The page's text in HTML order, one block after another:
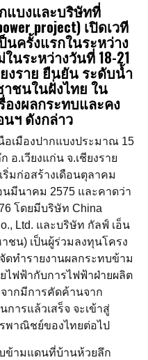
แบงและบริษัทที่
project) เปิดเวที
ครั้งแรกในระหว่าง
นระหว่างวันที่ 18-21
งราย ยืนยัน ระดับน้ำ
ชนในฝั่งไทย ใน
งผลกระทบและคง
ฯ​ ดังกล่าว
อเมืองปากแบงประมาณ 15
อ.เวียงแก่น จ.เชียงราย
มก่อสร้างเดือนตุลาคม
นมีนาคม 2575 และคาดว่า
โดยมีบริษัท China
Ltd. และบริษัท กัลฟ์ เอ็น
ชน) เป็นผู้ร่วมลงทุนโครง
ดทำรายงานผลกระทบข้าม
ฟฟ้ากับการไฟฟ้าฝ่ายผลิต
ากมีการคัดค้านจาก
ารแล้วเสร็จ จะเข้าสู่
พาณิชย์ของไทยต่อไป
ข้ามแดนที่บ้านห้วยลึก